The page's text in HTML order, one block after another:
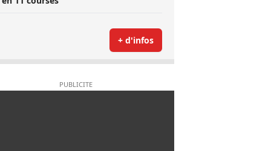
+ d'infos